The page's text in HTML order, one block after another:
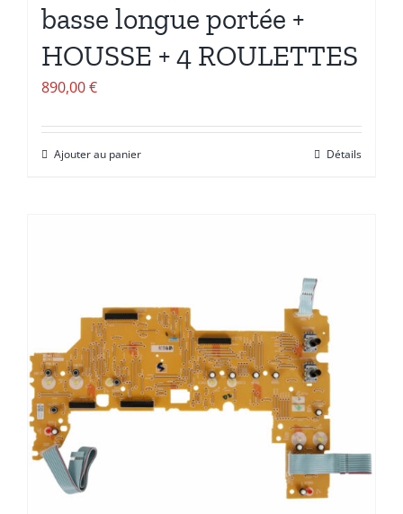
basse longue portée +
HOUSSE + 4 ROULETTES
890,00€
Ajouter au panier Détails